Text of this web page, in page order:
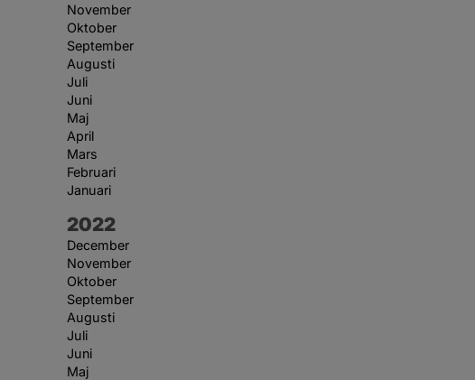
November
Oktober
September
Augusti
Juli
Juni
Maj
April
Mars
Februari
Januari
År:
2022
December
November
Oktober
September
Augusti
Juli
Juni
Maj